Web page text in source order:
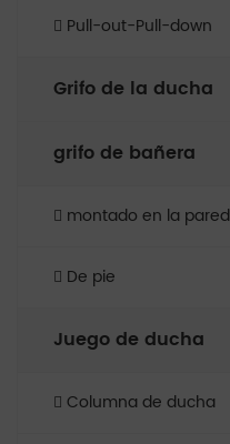
Pull-out-Pull-down
Grifo de la ducha
grifo de bañera
montado en la pared
De pie
Juego de ducha
Columna de ducha